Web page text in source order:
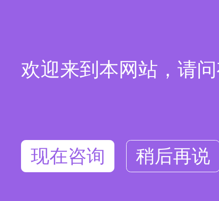
欢迎来到本网站，请
现在咨询 稍后再说